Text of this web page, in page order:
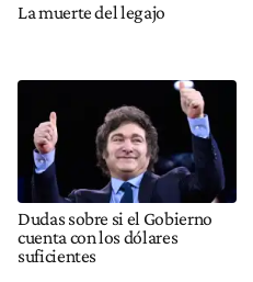
La muerte del legajo
Dudas sobre si el Gobierno
cuenta con los dólares
suficientes